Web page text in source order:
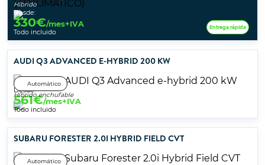
Híbrido
Desde:
330€/mes+IVA
Todo incluido
Entrega rápida
AUDI Q3 ADVANCED E-HYBRID 200 KW
Automático
Híbrido enchufable
Desde:
561€/mes+IVA
Todo incluido
SUBARU FORESTER 2.0I HYBRID FIELD CVT
Automático